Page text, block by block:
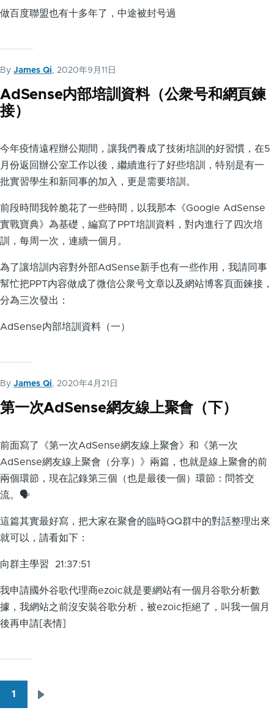
做百度聯盟也有十多年了，中途被封号過
By James Qi, 2020年9月11日
AdSense内部培訓資料（公衆号和網頁鍊
接）
今年疫情遠程辦公期間，讓我們養成了技術培訓的好習慣，在5
月份返回辦公室工作以後，繼續進行了好些培訓，特别是有一
批實習學生和新同事的加入，更是需要培訓。
前段時間我幹脆花了一些時間，以我那本《Google AdSense
實戰寶典》為基礎，編寫了PPT培訓資料，對内進行了四次培
訓，每周一次，連續一個月。
為了讓培訓内容對外部AdSense新手也有一些作用，我請同事
幫忙把PPT内容做成了微信公衆号文章以及網站博客頁面鍊接，
分為三次發出：
AdSense内部培訓資料（一）
By James Qi, 2020年4月21日
第一次AdSense網友線上聚會（下）
前面寫了《第一次AdSense網友線上聚會》和《第一次
AdSense網友線上聚會（分享）》兩篇，也就是線上聚會的前
兩個環節，現在記錄第三個（也是最後一個）環節：問答交
流。🗣
這篇其實最好寫，把大家在聚會的臨時QQ群中的對話整理出來
就可以，請看如下：
向群主學習 21:37:51
我申請國外谷歌代理商ezoic就是要網站有一個月谷歌分析數
據，我網站之前沒安裝谷歌分析，被ezoic拒絕了，叫我一個月
後再申請[表情]
1